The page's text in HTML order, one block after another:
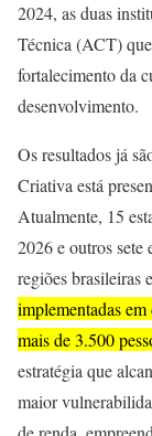
2024, as duas
Técnica (ACT)
fortalecimento da
desenvolvimento.
Os resultados já
Criativa está
Atualmente, 15
2026 e outros sete
regiões brasileiras
implementadas
mais de 3.500
estratégia que
maior